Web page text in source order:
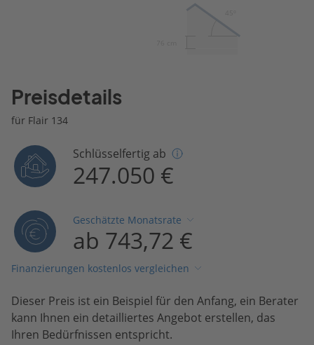
Preisdetails
für Flair 134
Schlüsselfertig ab
247.050 €
Geschätzte Monatsrate
ab 743,72 €
Finanzierungen kostenlos vergleichen
Dieser Preis ist ein Beispiel für den Anfang, ein Berater
kann Ihnen ein detailliertes Angebot erstellen, das
Ihren Bedürfnissen entspricht.